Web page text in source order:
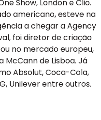
Show, London e Clio.
americano, esteve na
a chegar a Agency
foi diretor de criação
no mercado europeu,
de Lisboa. Já
Absolut, Coca-Cola,
Unilever entre outros.